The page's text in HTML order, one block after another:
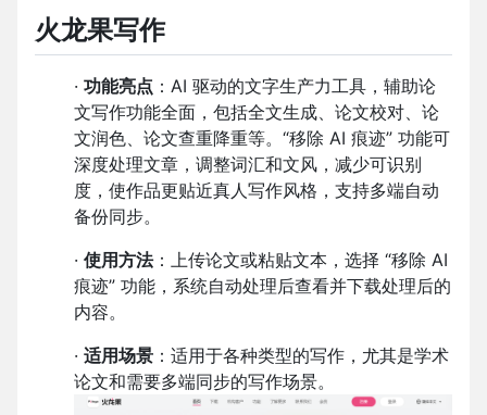
火龙果写作
· 功能亮点 ：AI 驱动的文字生产力工具，辅助论
文写作功能全面，包括全文生成、论文校对、论
文润色、论文查重降重等。“移除 AI 痕迹” 功能可
深度处理文章，调整词汇和文风，减少可识别
度，使作品更贴近真人写作风格，支持多端自动
备份同步。
· 使用方法：上传论文或粘贴文本，选择 “移除 AI
痕迹” 功能，系统自动处理后查看并下载处理后的
内容。
· 适用场景 ：适用于各种类型的写作，尤其是学术
论文和需要多端同步的写作场景。